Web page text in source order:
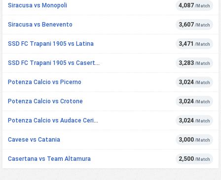
Siracusa vs Monopoli 4,087 /Match
Siracusa vs Benevento 3,607 /Match
SSD FC Trapani 1905 vs Latina 3,471 /Match
SSD FC Trapani 1905 vs Casertana 3,283 /Match
Potenza Calcio vs Picerno 3,024 /Match
Potenza Calcio vs Crotone 3,024 /Match
Potenza Calcio vs Audace Cerignola 3,024 /Match
Cavese vs Catania 3,000 /Match
Casertana vs Team Altamura 2,500 /Match